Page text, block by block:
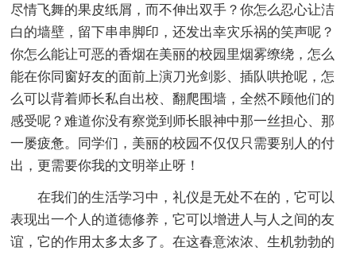
尽情飞舞的果皮纸屑，而不伸出双手？你怎么忍心让洁
白的墙壁，留下串串脚印，还发出幸灾乐祸的笑声呢？
你怎么能让可恶的香烟在美丽的校园里烟雾缭绕，怎么
能在你同窗好友的面前上演刀光剑影、插队哄抢呢，怎
么可以背着师长私自出校、翻爬围墙，全然不顾他们的
感受呢？难道你没有察觉到师长眼神中那一丝担心、那
一屡疲惫。同学们，美丽的校园不仅仅只需要别人的付
出，更需要你我的文明举止呀！
在我们的生活学习中，礼仪是无处不在的，它可以
表现出一个人的道德修养，它可以增进人与人之间的友
谊，它的作用太多太多了。在这春意浓浓、生机勃勃的